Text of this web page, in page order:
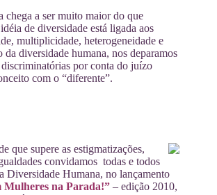
chega a ser muito maior do que
de diversidade está ligada aos
multiplicidade, heterogeneidade e
da diversidade humana, nos deparamos
por conta do juízo
com o “diferente”.
que supere as estigmatizações,
convidamos todas e todos
Diversidade Humana, no lançamento
Mulheres na Parada!” – edição 2010,